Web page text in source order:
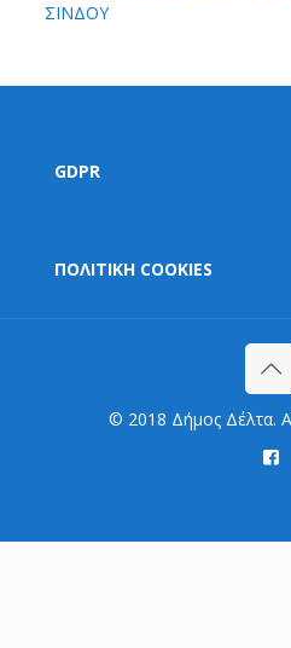
ΣΙΝΔΟΥ
GDPR
ΠΟΛΙΤΙΚΗ COOKIES
© 2018 Δήμος Δέλτα.